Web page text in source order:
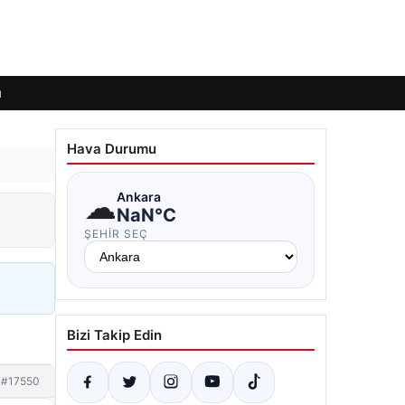
#17550
Hava Durumu
☁Ankara
NaN°C
ŞEHIR SEÇ
Bizi Takip Edin